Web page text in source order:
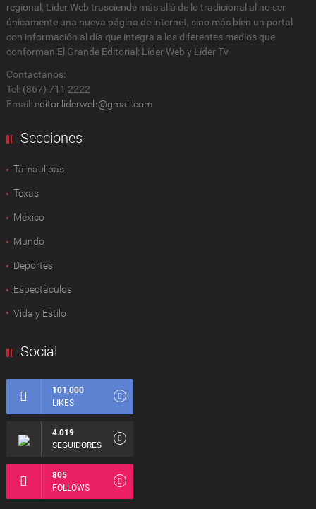
regional, Lider Web trasciende más allá de lo tradicional al no ser
únicamente una nueva página de internet, sino más bien un portal
con información al día que integra a los diferentes medios que
conforman El Grande Editorial: Líder Web y Líder Tv
Contactanos:
Tel: (867) 711 2222
Email: editor.liderweb@gmail.com
Secciones
Tamaulipas
Texas
México
Mundo
Deportes
Espectàculos
Vida y Estilo
Social
101,000
LIKES
4.019
SEGUIDORES
805
FOLLOWS